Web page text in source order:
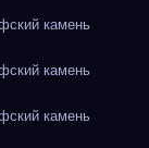
камень
камень
камень